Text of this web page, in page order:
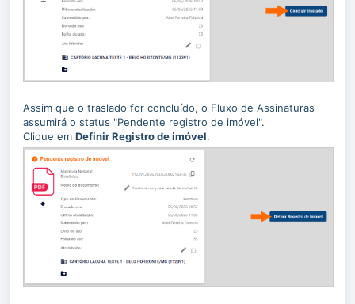
Assim que o traslado for concluído, o Fluxo de Assinaturas
assumirá o status "Pendente registro de imóvel".
Clique em Definir Registro de imóvel.